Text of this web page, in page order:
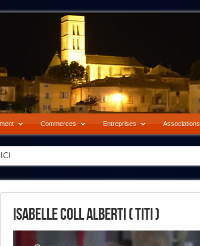
Commerces Entreprises Associations
Isabelle Coll Alberti ( Titi )